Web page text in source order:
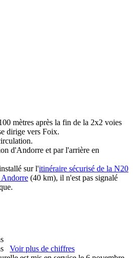
mètres après la fin de la 2x2 voies
dirige vers Foix.
d'Andorre et par l'arrière en
sur l'itinéraire sécurisé de la N20
Andorre (40 km), il n'est pas signalé
Voir plus de chiffres